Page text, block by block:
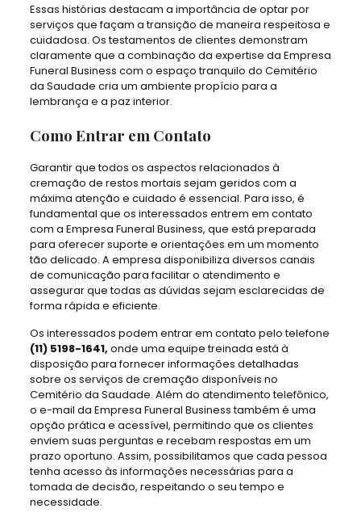
Essas histórias destacam a importância de optar por
serviços que façam a transição de maneira respeitosa e
cuidadosa. Os testamentos de clientes demonstram
claramente que a combinação da expertise da Empresa
Funeral Business com o espaço tranquilo do Cemitério
da Saudade cria um ambiente propício para a
lembrança e a paz interior.
Como Entrar em Contato
Garantir que todos os aspectos relacionados à
cremação de restos mortais sejam geridos com a
máxima atenção e cuidado é essencial. Para isso, é
fundamental que os interessados entrem em contato
com a Empresa Funeral Business, que está preparada
para oferecer suporte e orientações em um momento
tão delicado. A empresa disponibiliza diversos canais
de comunicação para facilitar o atendimento e
assegurar que todas as dúvidas sejam esclarecidas de
forma rápida e eficiente.
Os interessados podem entrar em contato pelo telefone
(11) 5198-1641, onde uma equipe treinada está à
disposição para fornecer informações detalhadas
sobre os serviços de cremação disponíveis no
Cemitério da Saudade. Além do atendimento telefônico,
o e-mail da Empresa Funeral Business também é uma
opção prática e acessível, permitindo que os clientes
enviem suas perguntas e recebam respostas em um
prazo oportuno. Assim, possibilitamos que cada pessoa
tenha acesso às informações necessárias para a
tomada de decisão, respeitando o seu tempo e
necessidade.